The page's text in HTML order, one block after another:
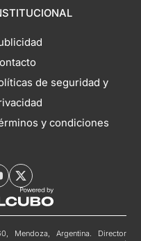
de seguridad y
y condiciones
Mendoza, Argentina. Director